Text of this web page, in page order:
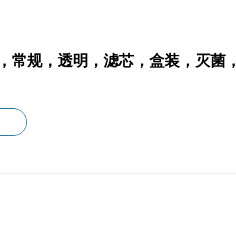
常规，透明，滤芯，盒装，灭菌